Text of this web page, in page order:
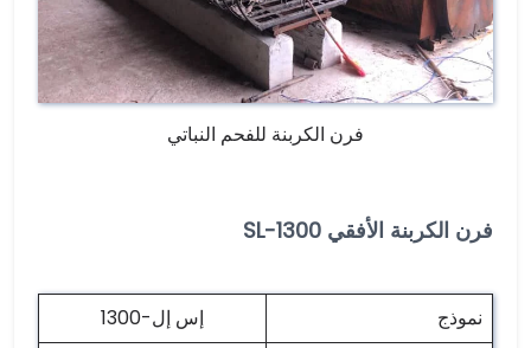
فرن الكربنة للفحم النباتي
فرن الكربنة الأفقي SL-1300
نموذج
إس إل-1300